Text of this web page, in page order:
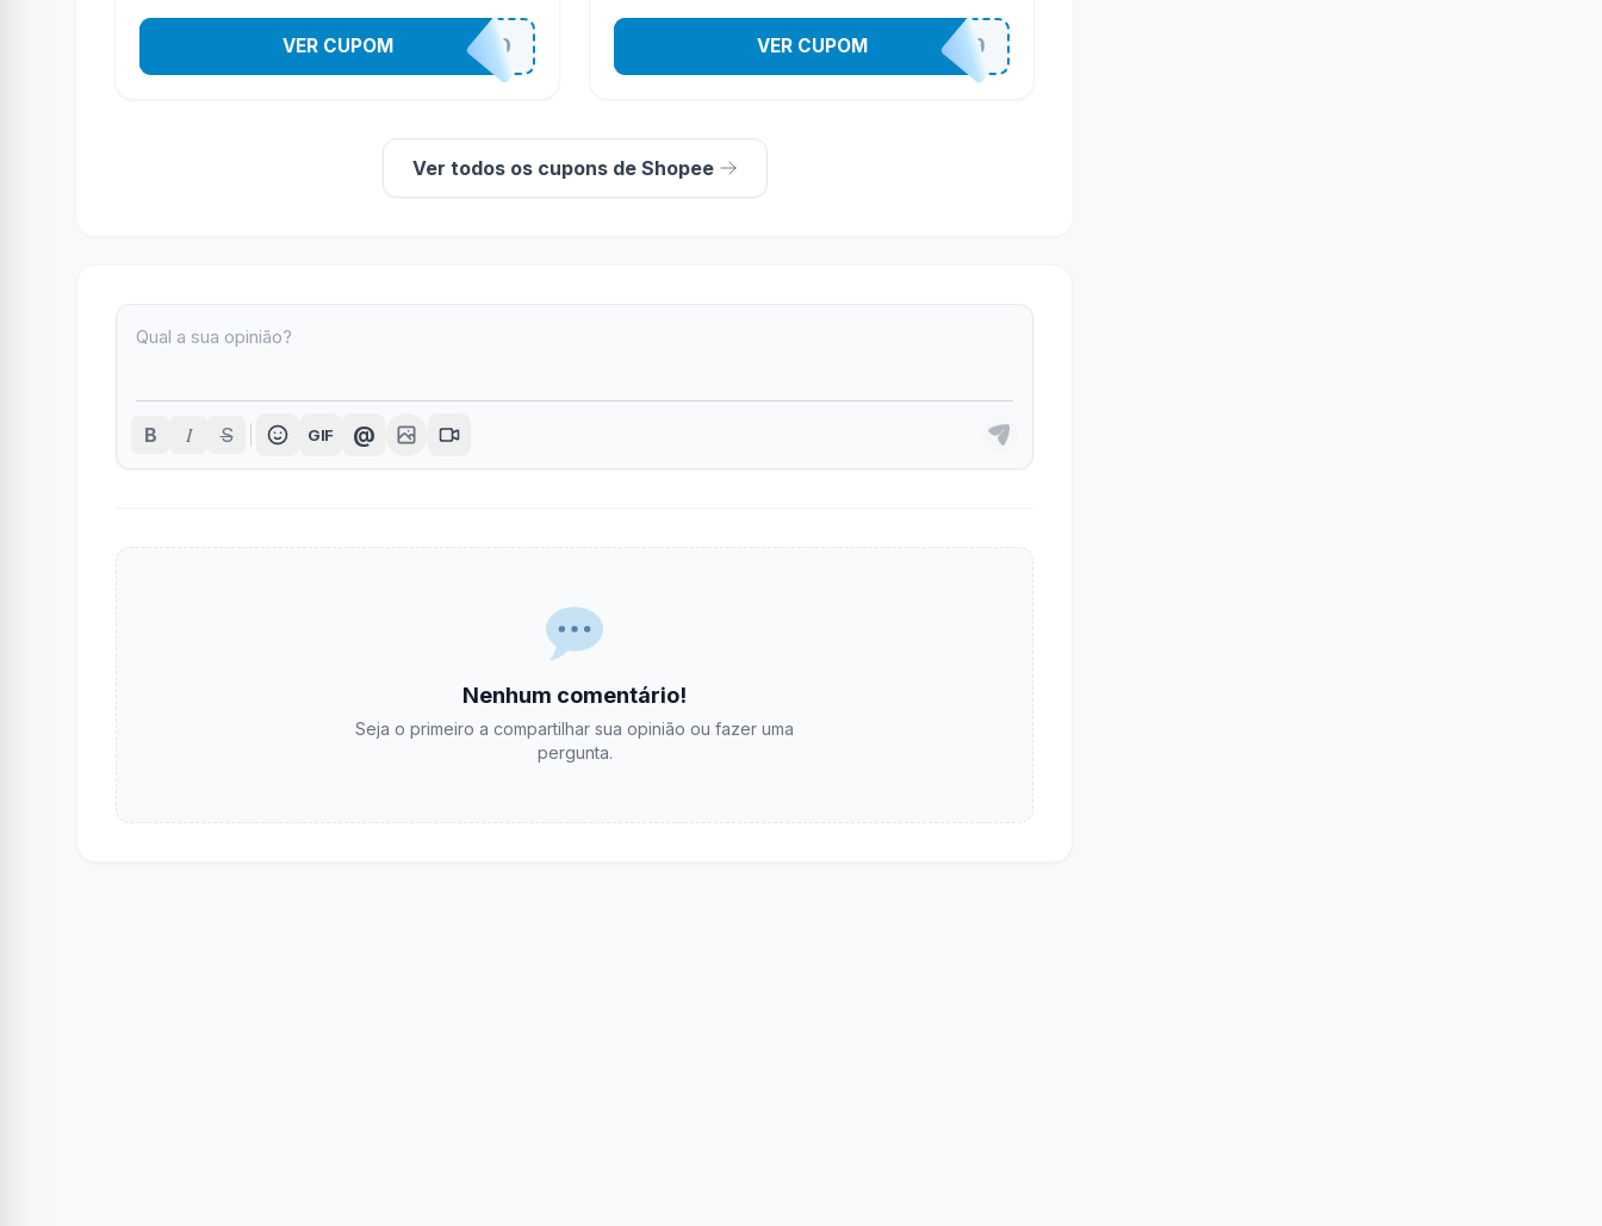
VNOXVHJFD
VER CUPOM CASATEL30
VER CUPOM
Ver todos os cupons de Shopee
B I S GIF @
Nenhum comentário!
Seja o primeiro a compartilhar sua opinião ou fazer uma
pergunta.